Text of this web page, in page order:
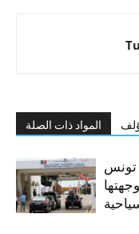
المواد ذات الصلة
تونس